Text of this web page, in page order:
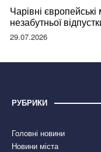
Чарівні
незабутньої
29.07.2026
РУБРИКИ
Головні новини
Новини міста